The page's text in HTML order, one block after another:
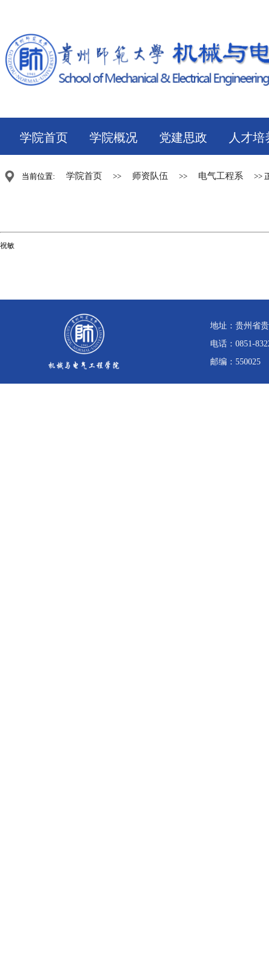
学院首页 学院概况 党建思政 人才培
当前位置: 学院首页 >> 师资队伍 >> 电气工程系 >>
祝敏
地址：贵州省
电话：0851-
邮编：550025